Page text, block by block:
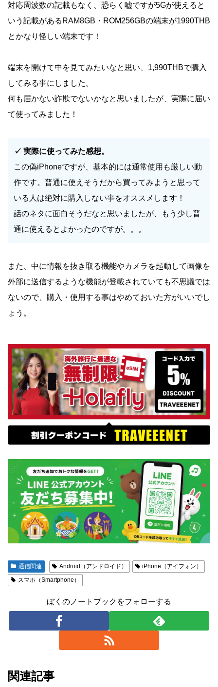
対応周波数の記載もなく、恐らく嘘ですが5Gが使えると
いう記載があるRAM8GB・ROM256GBの端末が1990THB
とかなり怪しい端末です！
端末を開けて中を見てみたいなと思い、1,990THBで購入
してみる事にしました。
何も届かない詐欺でないかなと思いましたが、実際に届い
て使ってみました！
✓ 実際に使ってみた感想。
この偽iPhoneですが、基本的には通常使用も厳しい動
作です。普通に使えそうだから買ってみようと思って
いる人は絶対に購入しない事をオススメします！
話のネタに面白そうだなと思いましたが、もう少し普
通に使えるとよかったのですが。。。
また、中に情報を抜き取る機能やカメラを起動して画像を
外部に送信するような機能が登載されていても不思議では
ないので、購入・使用する事はやめておいた方がいいでし
ょう。
通信関連 Android（アンドロイド）
iPhone（アイフォン）
スマホ（Smartphone）
ぼくのノートブックをフォローする
関連記事